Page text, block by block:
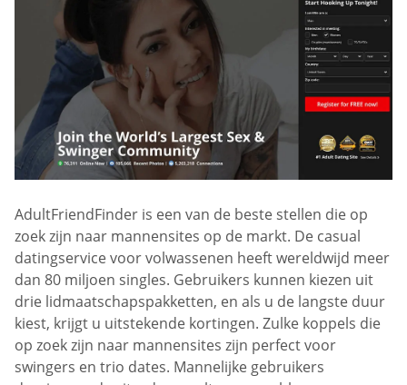
AdultFriendFinder is een van de beste stellen die op
zoek zijn naar mannensites op de markt. De casual
datingservice voor volwassenen heeft wereldwijd meer
dan 80 miljoen singles. Gebruikers kunnen kiezen uit
drie lidmaatschapspakketten, en als u de langste duur
kiest, krijgt u uitstekende kortingen. Zulke koppels die
op zoek zijn naar mannensites zijn perfect voor
swingers en trio dates. Mannelijke gebruikers